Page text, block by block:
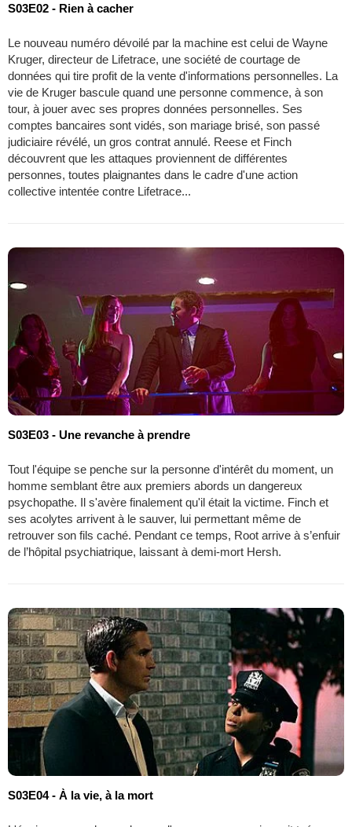
S03E02 - Rien à cacher
Le nouveau numéro dévoilé par la machine est celui de Wayne
Kruger, directeur de Lifetrace, une société de courtage de
données qui tire profit de la vente d'informations personnelles. La
vie de Kruger bascule quand une personne commence, à son
tour, à jouer avec ses propres données personnelles. Ses
comptes bancaires sont vidés, son mariage brisé, son passé
judiciaire révélé, un gros contrat annulé. Reese et Finch
découvrent que les attaques proviennent de différentes
personnes, toutes plaignantes dans le cadre d'une action
collective intentée contre Lifetrace...
S03E03 - Une revanche à prendre
Tout l'équipe se penche sur la personne d'intérêt du moment, un
homme semblant être aux premiers abords un dangereux
psychopathe. Il s'avère finalement qu'il était la victime. Finch et
ses acolytes arrivent à le sauver, lui permettant même de
retrouver son fils caché. Pendant ce temps, Root arrive à s’enfuir
de l’hôpital psychiatrique, laissant à demi-mort Hersh.
S03E04 - À la vie, à la mort